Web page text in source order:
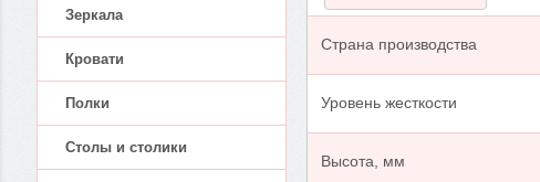
Страна производства
Уровень жесткости
Высота, мм
Зеркала
Кровати
Полки
Столы и столики